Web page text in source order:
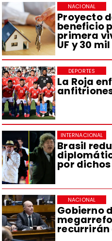
Proyecto
beneficio
primera
UF y 30
NACIONAL
La Roja
DEPORTES
Brasil
por
INTERNACIONAL
Gobierno
recurrirán
NACIONAL